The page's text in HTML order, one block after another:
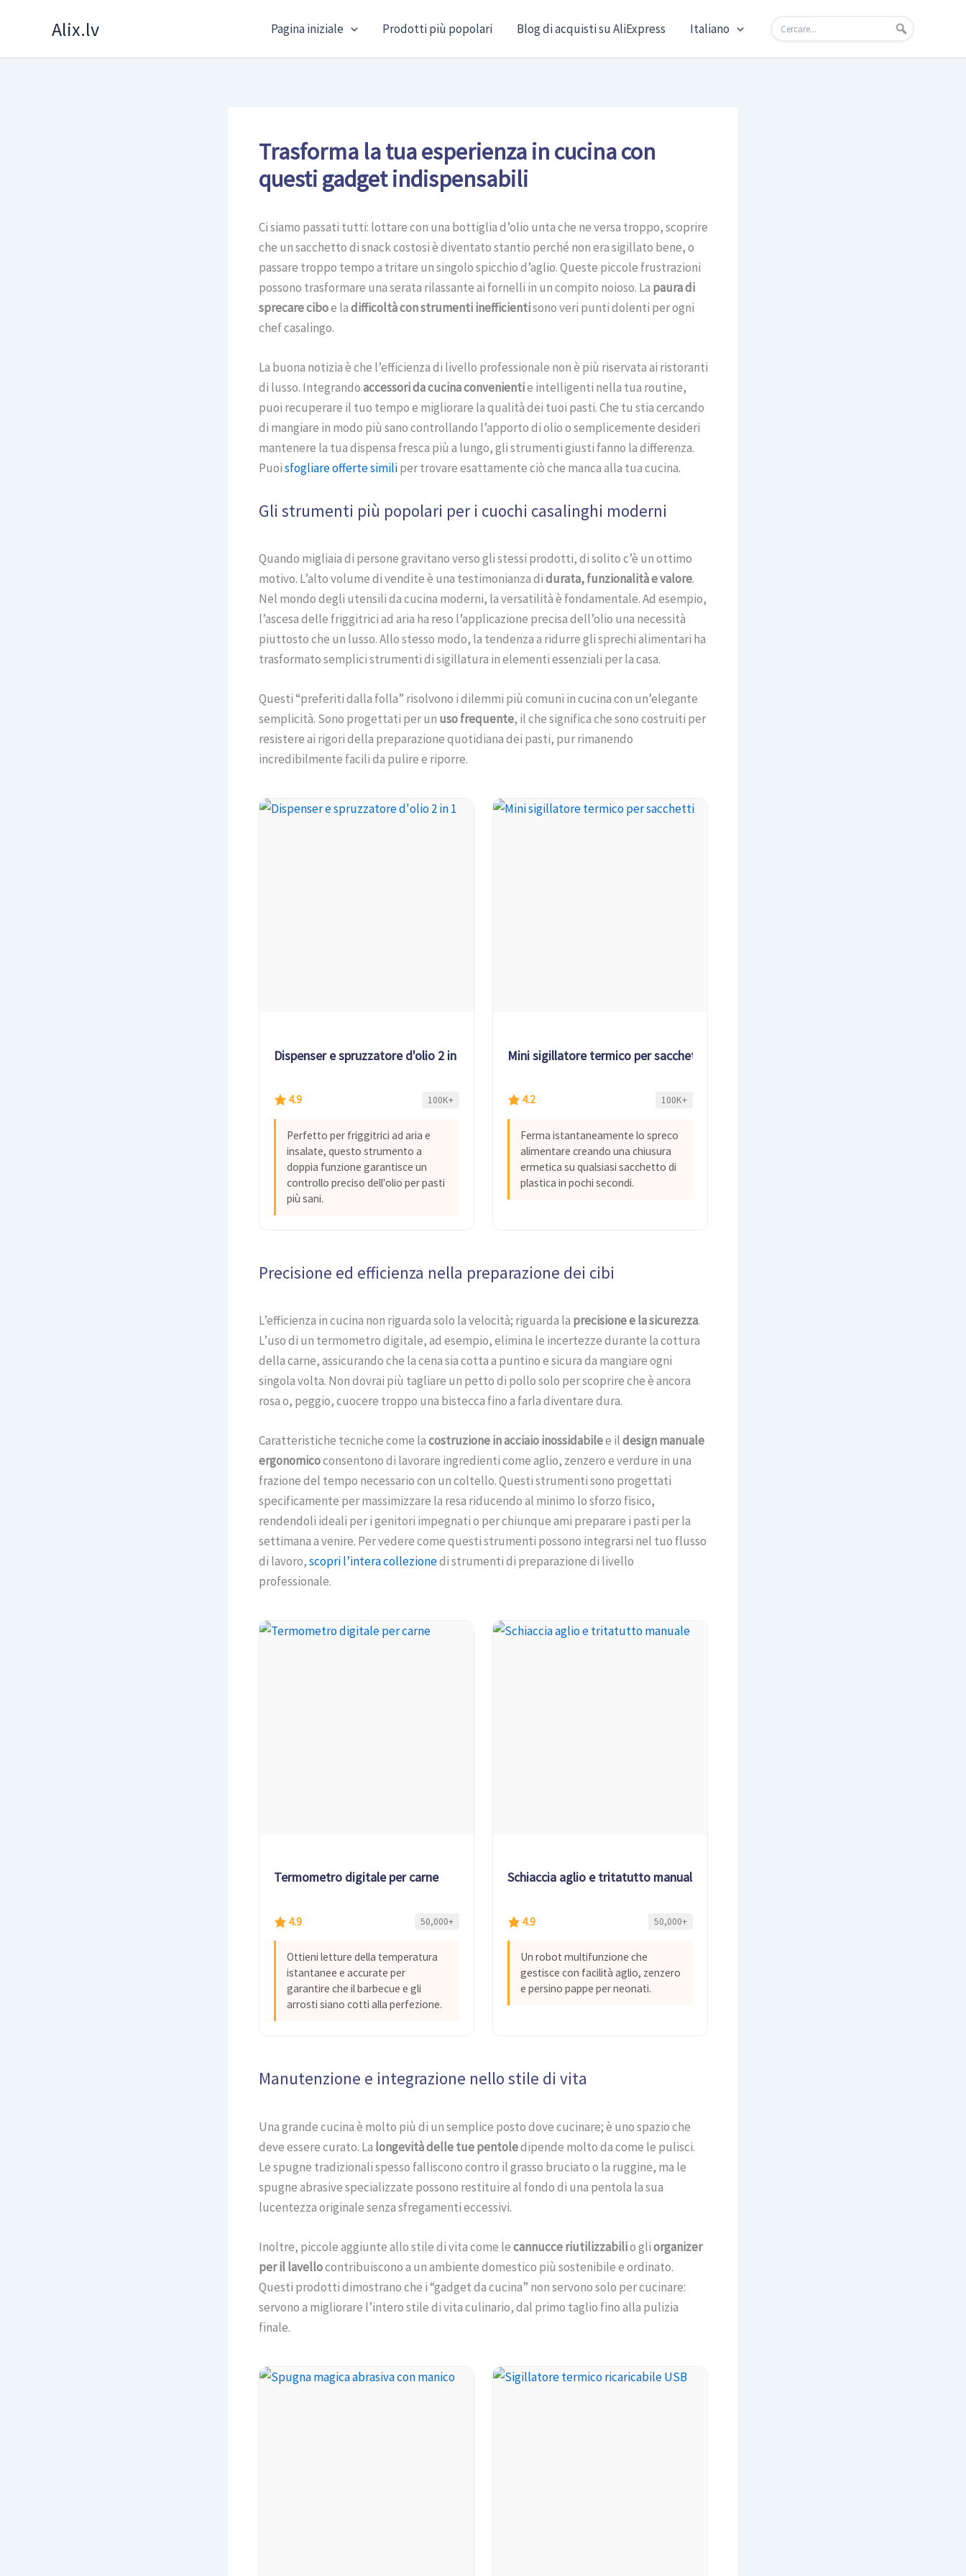
Alix.lv Pagina iniziale Prodotti più popolari Blog di acquisti su AliExpress Italiano
Trasforma la tua esperienza in cucina con
questi gadget indispensabili
Ci siamo passati tutti: lottare con una bottiglia d’olio unta che ne versa troppo, scoprire
che un sacchetto di snack costosi è diventato stantio perché non era sigillato bene, o
passare troppo tempo a tritare un singolo spicchio d’aglio. Queste piccole frustrazioni
possono trasformare una serata rilassante ai fornelli in un compito noioso. La paura di
sprecare ciboe ladifficoltà con strumenti inefficientisono veri punti dolenti per ogni
chef casalingo.
La buona notizia è che l’efficienza di livello professionale non è più riservata ai ristoranti
di lusso. Integrandoaccessori da cucina convenientie intelligenti nella tua routine,
puoi recuperare il tuo tempo e migliorare la qualità dei tuoi pasti. Che tu stia cercando
di mangiare in modo più sano controllando l’apporto di olio o semplicemente desideri
mantenere la tua dispensa fresca più a lungo, gli strumenti giusti fanno la differenza.
Puoisfogliare offerte similiper trovare esattamente ciò che manca alla tua cucina.
Gli strumenti più popolari per i cuochi casalinghi moderni
Quando migliaia di persone gravitano verso gli stessi prodotti, di solito c’è un ottimo
motivo. L’alto volume di vendite è una testimonianza didurata, funzionalità e valore.
Nel mondo degli utensili da cucina moderni, la versatilità è fondamentale. Ad esempio,
l’ascesa delle friggitrici ad aria ha reso l’applicazione precisa dell’olio una necessità
piuttosto che un lusso. Allo stesso modo, la tendenza a ridurre gli sprechi alimentari ha
trasformato semplici strumenti di sigillatura in elementi essenziali per la casa.
Questi “preferiti dalla folla” risolvono i dilemmi più comuni in cucina con un’elegante
semplicità. Sono progettati per un uso frequente, il che significa che sono costruiti per
resistere ai rigori della preparazione quotidiana dei pasti, pur rimanendo
incredibilmente facili da pulire e riporre.
Dispenser e spruzzatore d'olio 2 in 1
4.9 100K+
Perfetto per friggitrici ad aria e
insalate, questo strumento a
doppia funzione garantisce un
controllo preciso dell'olio per pasti
più sani.
Mini sigillatore termico per sacchetti
4.2 100K+
Ferma istantaneamente lo spreco
alimentare creando una chiusura
ermetica su qualsiasi sacchetto di
plastica in pochi secondi.
Precisione ed efficienza nella preparazione dei cibi
L’efficienza in cucina non riguarda solo la velocità; riguarda la precisione e la sicurezza.
L’uso di un termometro digitale, ad esempio, elimina le incertezze durante la cottura
della carne, assicurando che la cena sia cotta a puntino e sicura da mangiare ogni
singola volta. Non dovrai più tagliare un petto di pollo solo per scoprire che è ancora
rosa o, peggio, cuocere troppo una bistecca fino a farla diventare dura.
Caratteristiche tecniche come lacostruzione in acciaio inossidabilee ildesign manuale
ergonomicoconsentono di lavorare ingredienti come aglio, zenzero e verdure in una
frazione del tempo necessario con un coltello. Questi strumenti sono progettati
specificamente per massimizzare la resa riducendo al minimo lo sforzo fisico,
rendendoli ideali per i genitori impegnati o per chiunque ami preparare i pasti per la
settimana a venire. Per vedere come questi strumenti possono integrarsi nel tuo flusso
di lavoro,scopri l’intera collezionedi strumenti di preparazione di livello
professionale.
Termometro digitale per carne
4.9 50,000+
Ottieni letture della temperatura
istantanee e accurate per
garantire che il barbecue e gli
arrosti siano cotti alla perfezione.
Schiaccia aglio e tritatutto manuale
4.9 50,000+
Un robot multifunzione che
gestisce con facilità aglio, zenzero
e persino pappe per neonati.
Manutenzione e integrazione nello stile di vita
Una grande cucina è molto più di un semplice posto dove cucinare; è uno spazio che
deve essere curato. La longevità delle tue pentoledipende molto da come le pulisci.
Le spugne tradizionali spesso falliscono contro il grasso bruciato o la ruggine, ma le
spugne abrasive specializzate possono restituire al fondo di una pentola la sua
lucentezza originale senza sfregamenti eccessivi.
Inoltre, piccole aggiunte allo stile di vita come lecannucce riutilizzabilio gliorganizer
per il lavellocontribuiscono a un ambiente domestico più sostenibile e ordinato.
Questi prodotti dimostrano che i “gadget da cucina” non servono solo per cucinare:
servono a migliorare l’intero stile di vita culinario, dal primo taglio fino alla pulizia
finale.